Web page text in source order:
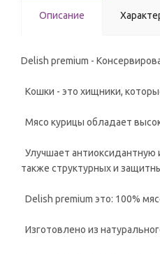
Описание
Delish premium -
Кошки - это хищники,
Мясо курицы обладает
Улучшает
также структурных и
Delish premium это: 100%
Изготовлено из